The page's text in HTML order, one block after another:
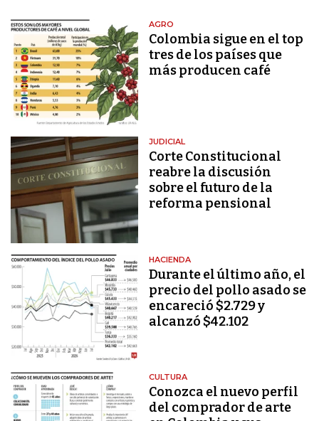
AGRO
Colombia sigue en el top
tres de los países que
más producen café
JUDICIAL
Corte Constitucional
reabre la discusión
sobre el futuro de la
reforma pensional
HACIENDA
Durante el último año, el
precio del pollo asado se
encareció $2.729 y
alcanzó $42.102
CULTURA
Conozca el nuevo perfil
del comprador de arte